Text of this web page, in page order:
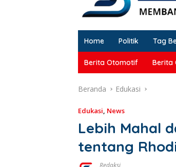
Home Politik Tag
Berita Otomotif Berita
Beranda Edukasi
Edukasi, News
Lebih Mahal
tentang
Redaksi